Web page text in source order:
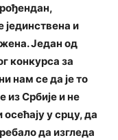
јединствена и
Један од
конкурса за
нам се да је то
из Србије и не
у срцу, да
да изгледа